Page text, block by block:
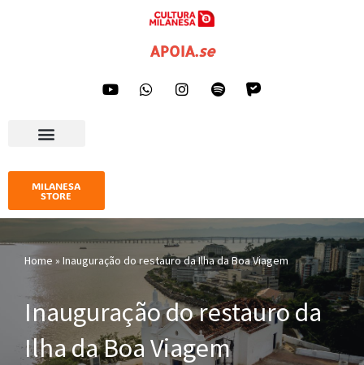
APOIA.se
MILANESA
STORE
Home » Inauguração do restauro da Ilha da Boa Viagem
Inauguração do restauro da
Ilha da Boa Viagem